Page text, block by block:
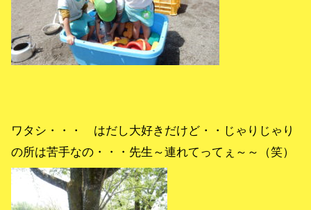
ワタシ・・・ はだし大好きだけど・・じゃりじゃり
の所は苦手なの・・・先生～連れてってぇ～～（笑）